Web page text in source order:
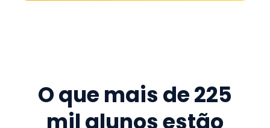
O que mais de225
mil alunos estão